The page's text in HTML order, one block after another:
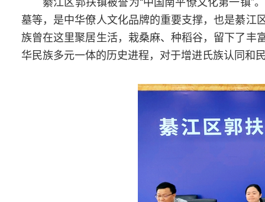
墓等，是中华僚人文化品牌的重要支撑，也是綦
族曾在这里聚居生活，栽桑麻、种稻谷，留下了丰
华民族多元一体的历史进程，对于增进氏族认同和